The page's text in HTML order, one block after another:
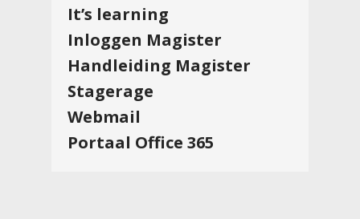
It’s learning
Inloggen Magister
Handleiding Magister
Stagerage
Webmail
Portaal Office 365